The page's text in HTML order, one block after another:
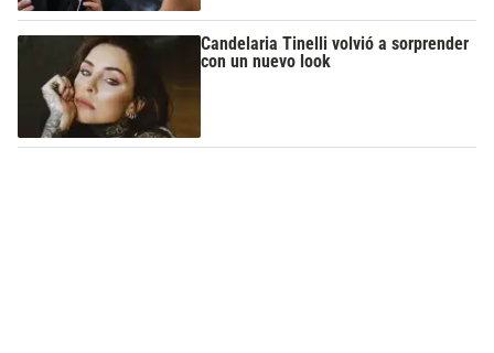
Candelaria Tinelli volvió a sorprender
con un nuevo look